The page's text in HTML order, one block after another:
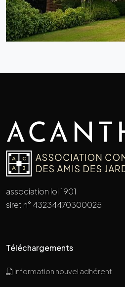
association loi 1901
siret n° 43234470300025
Téléchargements
information nouvel adhérent